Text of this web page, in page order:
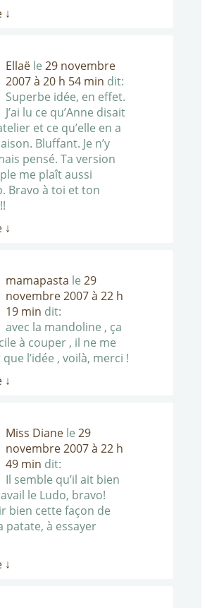
↓
Ellaë le 29 novembre
2007 à 20 h 54 min dit:
Superbe idée, en effet.
J’ai lu ce qu’Anne disait
et ce qu’elle en a
Bluffant. Je n’y
pensé. Ta version
me plaît aussi
Bravo à toi et ton
↓
mamapasta le 29
novembre 2007 à 22 h
19 min dit:
avec la mandoline , ça
à couper , il ne me
l’idée , voilà, merci !
↓
Miss Diane le 29
novembre 2007 à 22 h
49 min dit:
Il semble qu’il ait bien
le Ludo, bravo!
bien cette façon de
patate, à essayer
↓